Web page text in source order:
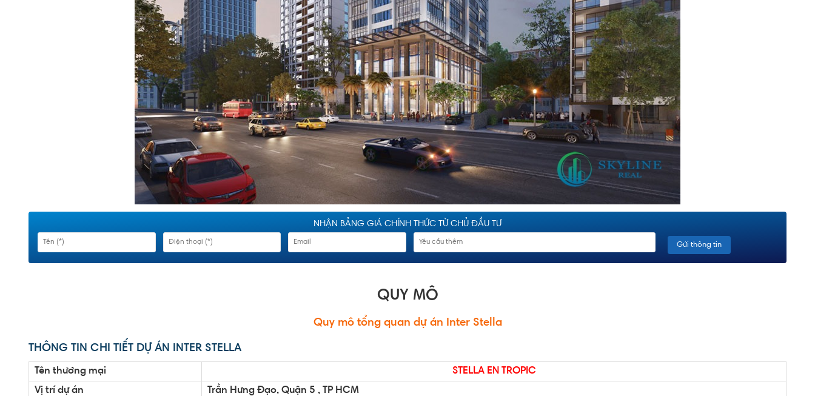
NHẬN BẢNG GIÁ CHÍNH THỨC TỪ CHỦ ĐẦU TƯ
QUY MÔ
Quy mô tổng quan dự án Inter Stella
THÔNG TIN CHI TIẾT DỰ ÁN INTER STELLA
Tên thương mại
STELLA EN TROPIC
Vị trí dự án
Trần Hưng Đạo, Quận 5 , TP HCM